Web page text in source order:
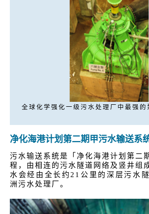
全球化学强化一级污水处理厂中最强的
净化海港计划第二期甲污水输送系
污水输送系统是「净化海港计划第二
程，由相连的污水隧道网络及竖井组
水会经由全长约21公里的深层污水
洲污水处理厂。